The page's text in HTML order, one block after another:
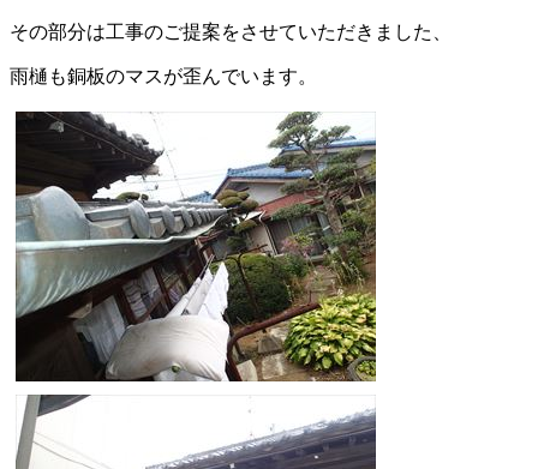
その部分は工事のご提案をさせていただきました、
雨樋も銅板のマスが歪んでいます。